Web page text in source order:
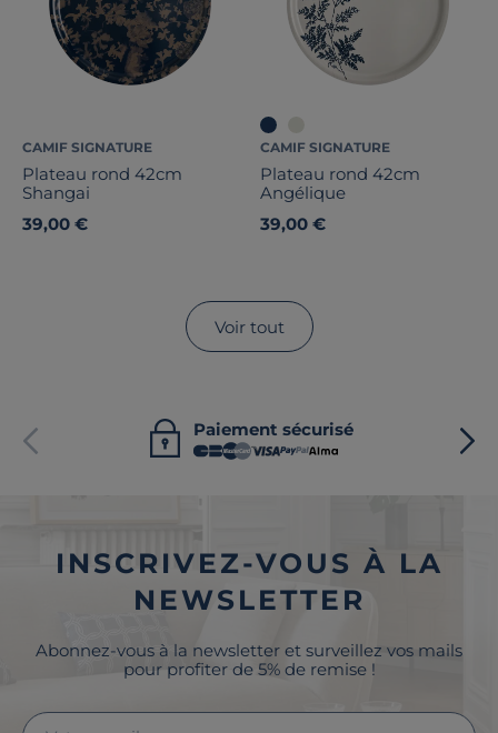
CAMIF SIGNATURE
Plateau rond 42cm
Shangai
39,00 €
CAMIF SIGNATURE
Plateau rond 42cm
Angélique
39,00 €
Voir tout
Paiement sécurisé
INSCRIVEZ-VOUS À LA
NEWSLETTER
Abonnez-vous à la newsletter et surveillez vos mails
pour profiter de 5% de remise !